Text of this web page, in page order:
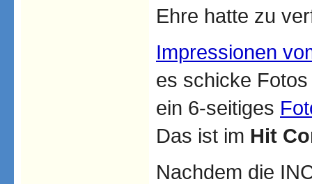
Ehre hatte zu
Impressionen
es schicke
ein 6-seitiges
Das ist im Hit
Nachdem die